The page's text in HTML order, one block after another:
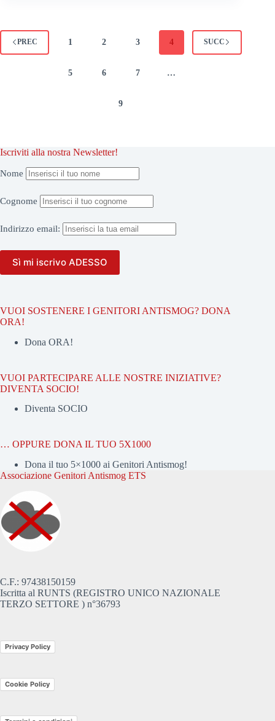
PREC 1 2 3 4
5 6 7 …
9
SUCC
Iscriviti alla nostra Newsletter!
Nome
Cognome
Indirizzo email:
VUOI SOSTENERE I GENITORI ANTISMOG? DONA
ORA!
Dona ORA!
VUOI PARTECIPARE ALLE NOSTRE INIZIATIVE?
DIVENTA SOCIO!
Diventa SOCIO
… OPPURE DONA IL TUO 5X1000
Dona il tuo 5×1000 ai Genitori Antismog!
Associazione Genitori Antismog ETS
C.F.: 97438150159
Iscritta al RUNTS (REGISTRO UNICO NAZIONALE
TERZO SETTORE ) n°36793
Privacy Policy
Cookie Policy